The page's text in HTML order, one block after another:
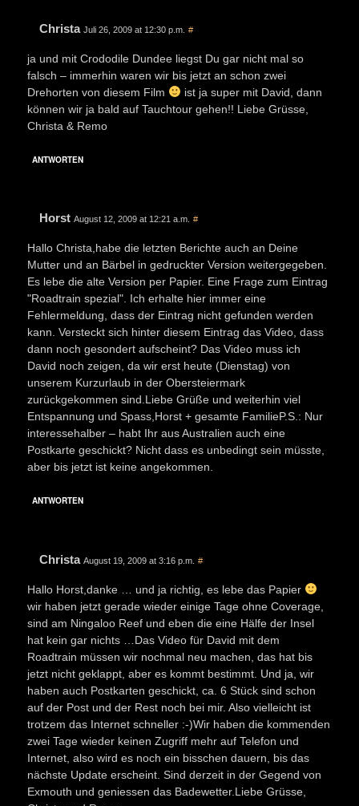
Christa Juli 26, 2009 at 12:30 p.m. #
ja und mit Crododile Dundee liegst Du gar nicht mal so
falsch – immerhin waren wir bis jetzt an schon zwei
Drehorten von diesem Film
ist ja super mit David, dann
können wir ja bald auf Tauchtour gehen!! Liebe Grüsse,
Christa & Remo
ANTWORTEN
Horst August 12, 2009 at 12:21 a.m. #
Hallo Christa,habe die letzten Berichte auch an Deine
Mutter und an Bärbel in gedruckter Version weitergegeben.
Es lebe die alte Version per Papier. Eine Frage zum Eintrag
"Roadtrain spezial". Ich erhalte hier immer eine
Fehlermeldung, dass der Eintrag nicht gefunden werden
kann. Versteckt sich hinter diesem Eintrag das Video, dass
dann noch gesondert aufscheint? Das Video muss ich
David noch zeigen, da wir erst heute (Dienstag) von
unserem Kurzurlaub in der Obersteiermark
zurückgekommen sind.Liebe Grüße und weiterhin viel
Entspannung und Spass,Horst + gesamte FamilieP.S.: Nur
interessehalber – habt Ihr aus Australien auch eine
Postkarte geschickt? Nicht dass es unbedingt sein müsste,
aber bis jetzt ist keine angekommen.
ANTWORTEN
Christa August 19, 2009 at 3:16 p.m. #
Hallo Horst,danke … und ja richtig, es lebe das Papier
wir haben jetzt gerade wieder einige Tage ohne Coverage,
sind am Ningaloo Reef und eben die eine Hälfe der Insel
hat kein gar nichts …Das Video für David mit dem
Roadtrain müssen wir nochmal neu machen, das hat bis
jetzt nicht geklappt, aber es kommt bestimmt. Und ja, wir
haben auch Postkarten geschickt, ca. 6 Stück sind schon
auf der Post und der Rest noch bei mir. Also vielleicht ist
trotzem das Internet schneller :-)Wir haben die kommenden
zwei Tage wieder keinen Zugriff mehr auf Telefon und
Internet, also wird es noch ein bisschen dauern, bis das
nächste Update erscheint. Sind derzeit in der Gegend von
Exmouth und geniessen das Badewetter.Liebe Grüsse,